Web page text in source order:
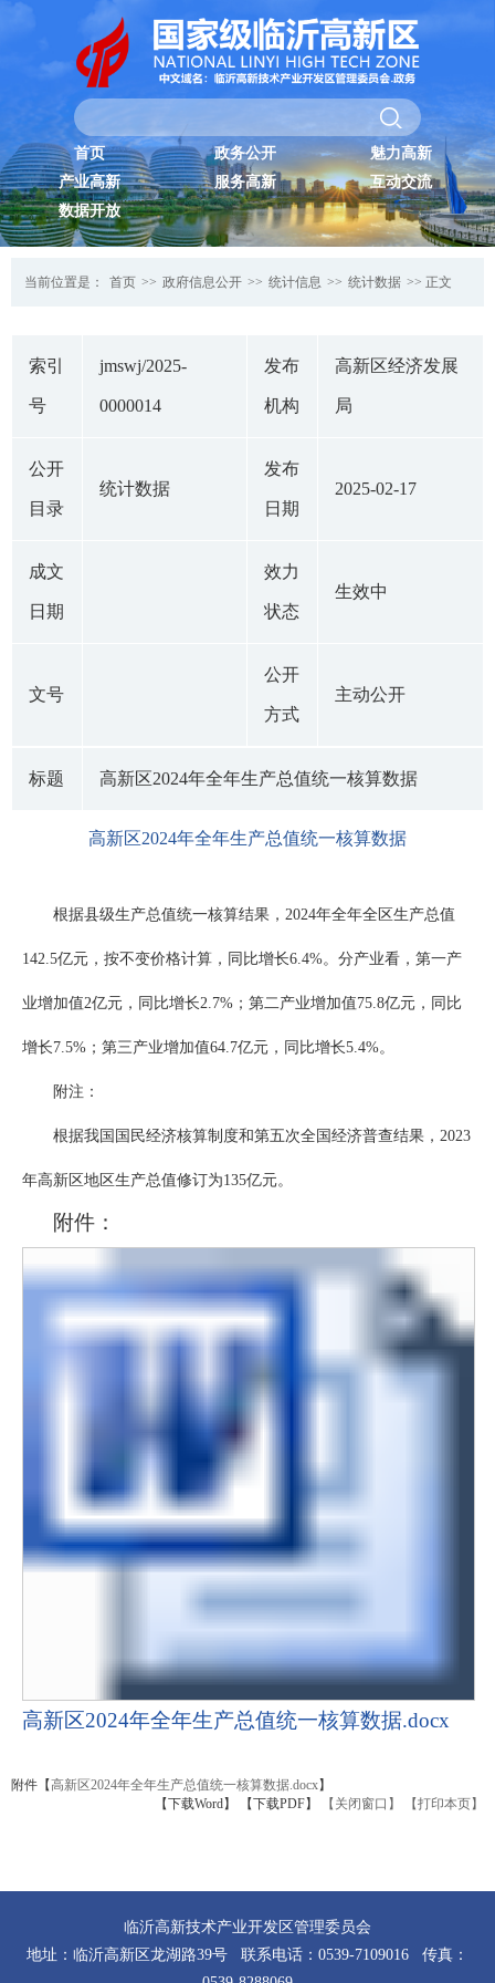
首页 政务公开
魅力高新
产业高新
服务高新
互动交流
数据开放
当前位置是： 首页 >> 政府信息公开 >> 统计信息 >> 统计数据 >> 正文
索引
号
jmswj/2025-
0000014
发布
机构
高新区经济发展
局
公开
目录
统计数据
发布
日期
2025-02-17
成文
日期
效力
状态
生效中
文号
公开
方式
主动公开
标题 高新区2024年全年生产总值统一核算数据
高新区2024年全年生产总值统一核算数据
根据县级生产总值统一核算结果，2024年全年全区生产总值
142.5亿元，按不变价格计算，同比增长6.4%。分产业看，第一产
业增加值2亿元，同比增长2.7%；第二产业增加值75.8亿元，同比
增长7.5%；第三产业增加值64.7亿元，同比增长5.4%。
附注：
根据我国国民经济核算制度和第五次全国经济普查结果，2023
年高新区地区生产总值修订为135亿元。
附件：
高新区2024年全年生产总值统一核算数据.docx
附件【高新区2024年全年生产总值统一核算数据.docx】
【下载Word】
【下载PDF】 【关闭窗口】 【打印本页】
临沂高新技术产业开发区管理委员会
地址：临沂高新区龙湖路39号 联系电话：0539-7109016 传真：